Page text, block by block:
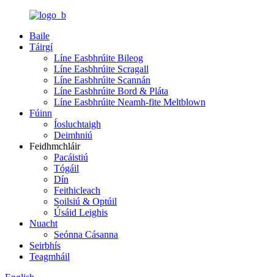
Baile
Táirgí
Líne Easbhrúite Bileog
Líne Easbhrúite Scragall
Líne Easbhrúite Scannán
Líne Easbhrúite Bord & Pláta
Líne Easbhrúite Neamh-fite Meltblown
Fúinn
Íosluchtaigh
Deimhniú
Feidhmchláir
Pacáistiú
Tógáil
Dín
Feithicleach
Soilsiú & Optúil
Úsáid Leighis
Nuacht
Seónna Cásanna
Seirbhís
Teagmháil